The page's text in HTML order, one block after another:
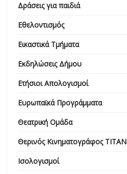
Δράσεις για παιδιά
Εθελοντισμός
Εικαστικά Τμήματα
Εκδηλώσεις Δήμου
Ετήσιοι Απολογισμοί
Ευρωπαϊκά Προγράμματα
Θεατρική Ομάδα
Θερινός Κινηματογράφος ΤΙΤΑΝ
Ισολογισμοί